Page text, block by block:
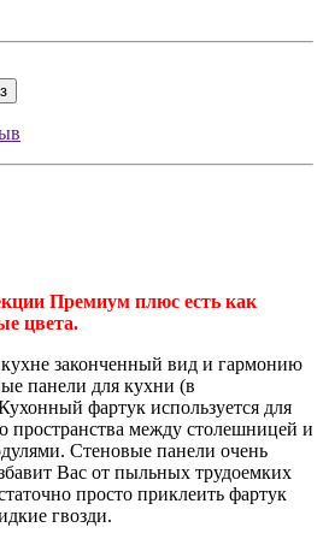
Премиум плюс есть как
цвета.
законченный вид и гармонию
панели для кухни (в
фартук используется для
пространства между столешницей и
Стеновые панели очень
Вас от пыльных трудоемких
просто приклеить фартук
гвозди.